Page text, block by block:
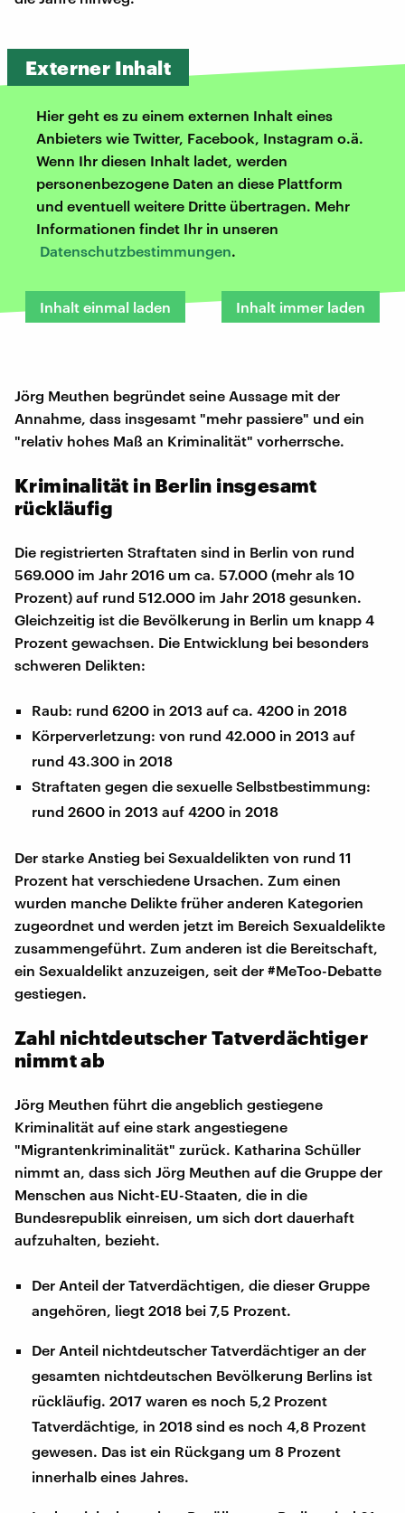
Externer Inhalt
Hier geht es zu einem externen Inhalt eines
Anbieters wie Twitter, Facebook, Instagram o.ä.
Wenn Ihr diesen Inhalt ladet, werden
personenbezogene Daten an diese Plattform
und eventuell weitere Dritte übertragen. Mehr
Informationen findet Ihr in unseren
Datenschutzbestimmungen.
Inhalt einmal laden Inhalt immer laden
Jörg Meuthen begründet seine Aussage mit der
Annahme, dass insgesamt "mehr passiere" und ein
"relativ hohes Maß an Kriminalität" vorherrsche.
Kriminalität in Berlin insgesamt
rückläufig
Die registrierten Straftaten sind in Berlin von rund
569.000 im Jahr 2016 um ca. 57.000 (mehr als 10
Prozent) auf rund 512.000 im Jahr 2018 gesunken.
Gleichzeitig ist die Bevölkerung in Berlin um knapp 4
Prozent gewachsen. Die Entwicklung bei besonders
schweren Delikten:
Raub: rund 6200 in 2013 auf ca. 4200 in 2018
Körperverletzung: von rund 42.000 in 2013 auf
rund 43.300 in 2018
Straftaten gegen die sexuelle Selbstbestimmung:
rund 2600 in 2013 auf 4200 in 2018
Der starke Anstieg bei Sexualdelikten von rund 11
Prozent hat verschiedene Ursachen. Zum einen
wurden manche Delikte früher anderen Kategorien
zugeordnet und werden jetzt im Bereich Sexualdelikte
zusammengeführt. Zum anderen ist die Bereitschaft,
ein Sexualdelikt anzuzeigen, seit der #MeToo-Debatte
gestiegen.
Zahl nichtdeutscher Tatverdächtiger
nimmt ab
Jörg Meuthen führt die angeblich gestiegene
Kriminalität auf eine stark angestiegene
"Migrantenkriminalität" zurück. Katharina Schüller
nimmt an, dass sich Jörg Meuthen auf die Gruppe der
Menschen aus Nicht-EU-Staaten, die in die
Bundesrepublik einreisen, um sich dort dauerhaft
aufzuhalten, bezieht.
Der Anteil der Tatverdächtigen, die dieser Gruppe
angehören, liegt 2018 bei 7,5 Prozent.
Der Anteil nichtdeutscher Tatverdächtiger an der
gesamten nichtdeutschen Bevölkerung Berlins ist
rückläufig. 2017 waren es noch 5,2 Prozent
Tatverdächtige, in 2018 sind es noch 4,8 Prozent
gewesen. Das ist ein Rückgang um 8 Prozent
innerhalb eines Jahres.